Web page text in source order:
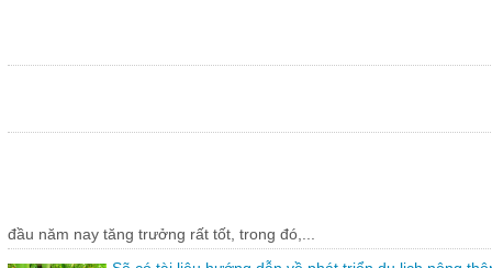
đầu năm nay tăng trưởng rất tốt, trong đó,...